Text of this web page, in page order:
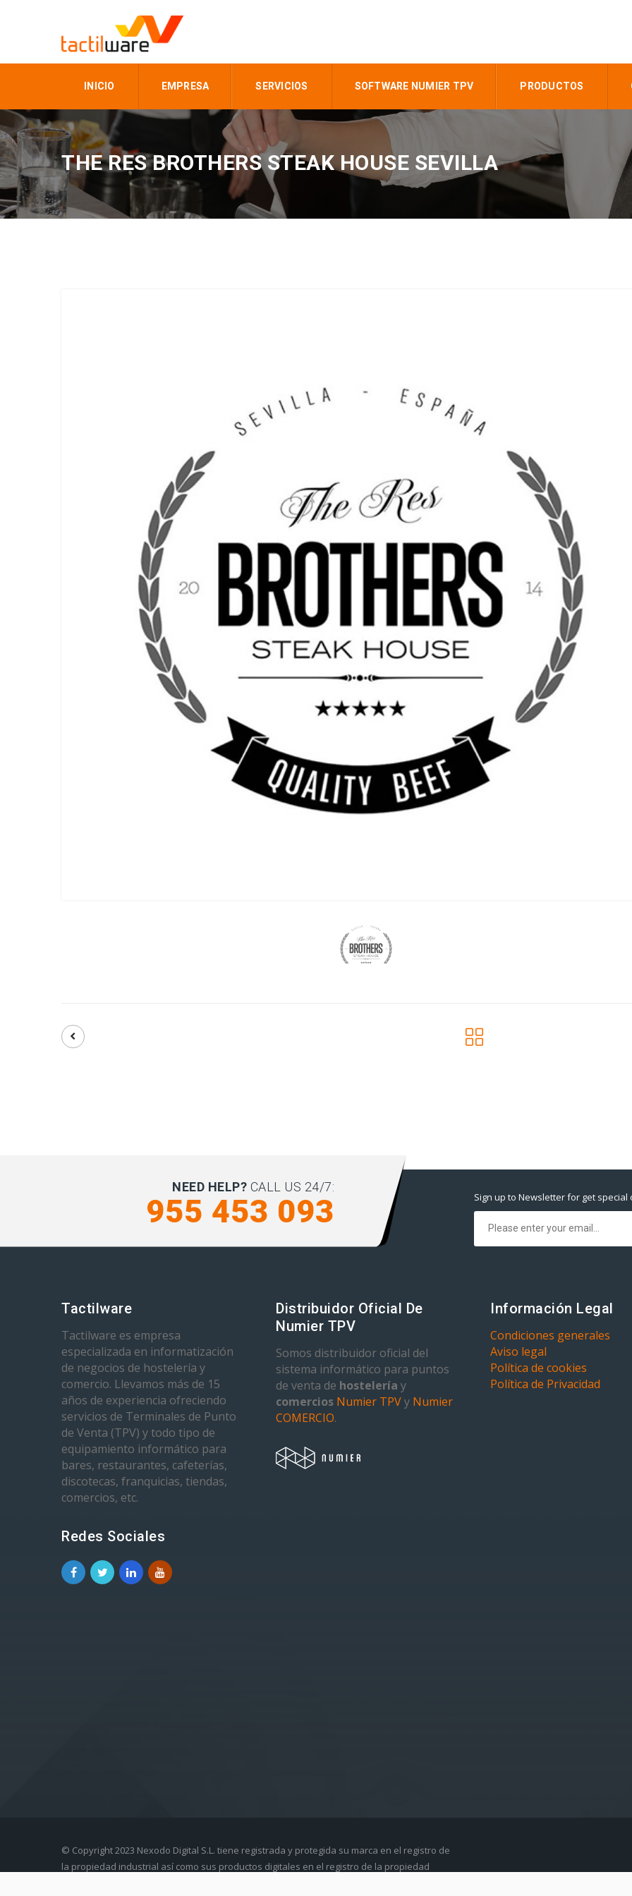
INICIO EMPRESA SERVICIOS SOFTWARE NUMIER TPV PRODUCTOS
THE RES BROTHERS STEAK HOUSE SEVILLA
NEED HELP? CALL US 24/7:
955 453 093 Sign up to Newsletter for get special
Tactilware
Tactilware es empresa
especializada en informatización
de negocios de hostelería y
comercio. Llevamos más de 15
años de experiencia ofreciendo
servicios de Terminales de Punto
de Venta (TPV) y todo tipo de
equipamiento informático para
bares, restaurantes, cafeterías,
discotecas, franquicias, tiendas,
comercios, etc.
Redes Sociales
Distribuidor Oficial De
Numier TPV
Somos distribuidor oficial del
sistema informático para puntos
de venta de hostelería y
comercios Numier TPVy Numier
COMERCIO.
Información Legal
Condiciones generales
Aviso legal
Política de cookies
Política de Privacidad
© Copyright 2023 Nexodo Digital S.L. tiene registrada y protegida su marca en el registro de
la propiedad industrial así como sus productos digitales en el registro de la propiedad